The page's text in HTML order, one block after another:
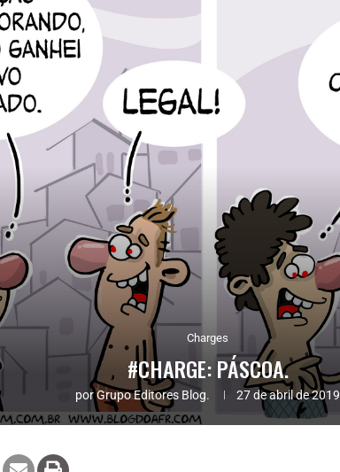
Charges
#CHARGE: PÁSCOA.
porGrupo Editores Blog. 27 de abril de 2019